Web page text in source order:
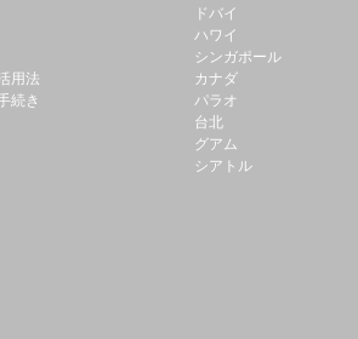
用法
続き
ドバイ
ハワイ
シンガポール
カナダ
パラオ
台北
グアム
シアトル